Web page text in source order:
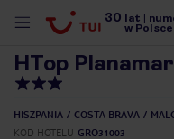
30 lat
w Polsce
HTop Planamar
HISZPANIA COSTA BRAVA
KOD HOTELU GRO31003